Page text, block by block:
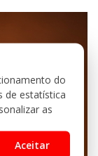
do
de estatística
as
Aceitar